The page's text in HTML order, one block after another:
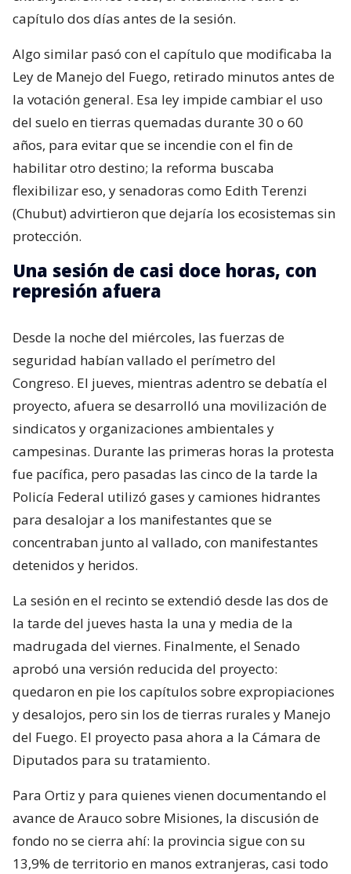
capítulo dos días antes de la sesión.
Algo similar pasó con el capítulo que modificaba la
Ley de Manejo del Fuego, retirado minutos antes de
la votación general. Esa ley impide cambiar el uso
del suelo en tierras quemadas durante 30 o 60
años, para evitar que se incendie con el fin de
habilitar otro destino; la reforma buscaba
flexibilizar eso, y senadoras como Edith Terenzi
(Chubut) advirtieron que dejaría los ecosistemas sin
protección.
Una sesión de casi doce horas, con
represión afuera
Desde la noche del miércoles, las fuerzas de
seguridad habían vallado el perímetro del
Congreso. El jueves, mientras adentro se debatía el
proyecto, afuera se desarrolló una movilización de
sindicatos y organizaciones ambientales y
campesinas. Durante las primeras horas la protesta
fue pacífica, pero pasadas las cinco de la tarde la
Policía Federal utilizó gases y camiones hidrantes
para desalojar a los manifestantes que se
concentraban junto al vallado, con manifestantes
detenidos y heridos.
La sesión en el recinto se extendió desde las dos de
la tarde del jueves hasta la una y media de la
madrugada del viernes. Finalmente, el Senado
aprobó una versión reducida del proyecto:
quedaron en pie los capítulos sobre expropiaciones
y desalojos, pero sin los de tierras rurales y Manejo
del Fuego. El proyecto pasa ahora a la Cámara de
Diputados para su tratamiento.
Para Ortiz y para quienes vienen documentando el
avance de Arauco sobre Misiones, la discusión de
fondo no se cierra ahí: la provincia sigue con su
13,9% de territorio en manos extranjeras, casi todo